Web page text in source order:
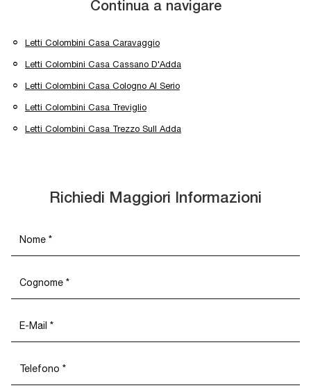
Continua a navigare
Letti Colombini Casa Caravaggio
Letti Colombini Casa Cassano D'Adda
Letti Colombini Casa Cologno Al Serio
Letti Colombini Casa Treviglio
Letti Colombini Casa Trezzo Sull Adda
Richiedi Maggiori Informazioni